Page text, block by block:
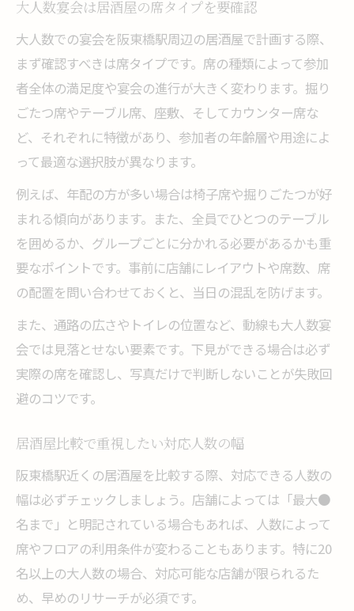
大人数宴会は居酒屋の席タイプを要確認
大人数での宴会を阪東橋駅周辺の居酒屋で計画する際、
まず確認すべきは席タイプです。席の種類によって参加
者全体の満足度や宴会の進行が大きく変わります。掘り
ごたつ席やテーブル席、座敷、そしてカウンター席な
ど、それぞれに特徴があり、参加者の年齢層や用途によ
って最適な選択肢が異なります。
例えば、年配の方が多い場合は椅子席や掘りごたつが好
まれる傾向があります。また、全員でひとつのテーブル
を囲めるか、グループごとに分かれる必要があるかも重
要なポイントです。事前に店舗にレイアウトや席数、席
の配置を問い合わせておくと、当日の混乱を防げます。
また、通路の広さやトイレの位置など、動線も大人数宴
会では見落とせない要素です。下見ができる場合は必ず
実際の席を確認し、写真だけで判断しないことが失敗回
避のコツです。
居酒屋比較で重視したい対応人数の幅
阪東橋駅近くの居酒屋を比較する際、対応できる人数の
幅は必ずチェックしましょう。店舗によっては「最大●
名まで」と明記されている場合もあれば、人数によって
席やフロアの利用条件が変わることもあります。特に20
名以上の大人数の場合、対応可能な店舗が限られるた
め、早めのリサーチが必須です。